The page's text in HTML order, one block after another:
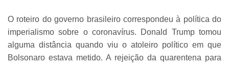
O roteiro do governo brasileiro correspondeu à política do
imperialismo sobre o coronavírus. Donald Trump tomou
alguma distância quando viu o atoleiro político em que
Bolsonaro estava metido. A rejeição da quarentena para